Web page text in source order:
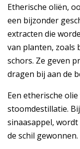
Etherische oliën,
een bijzonder
extracten die
van planten, zoals
schors. Ze geven
dragen bij aan de
Een etherische
stoomdestillatie.
sinaasappel,
de schil gewonnen.